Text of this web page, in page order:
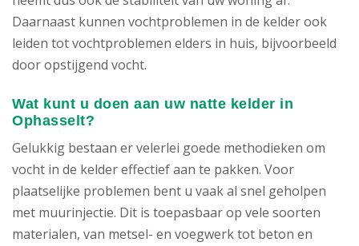
Daarnaast kunnen vochtproblemen in de kelder ook
leiden tot vochtproblemen elders in huis, bijvoorbeeld
door opstijgend vocht.
Wat kunt u doen aan uw natte kelder in
Ophasselt?
Gelukkig bestaan er velerlei goede methodieken om
vocht in de kelder effectief aan te pakken. Voor
plaatselijke problemen bent u vaak al snel geholpen
met muurinjectie. Dit is toepasbaar op vele soorten
materialen, van metsel- en voegwerk tot beton en